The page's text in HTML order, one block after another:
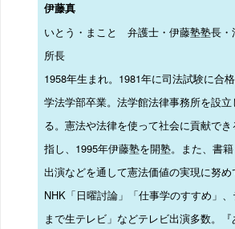
伊藤真
いとう・まこと 弁護士・伊藤塾塾長・
所長
1958年生まれ。1981年に司法試験に合
学法学部卒業。法学館法律事務所を設
る。憲法や法律を使って社会に貢献で
指し、1995年伊藤塾を開塾。また、書
出演などを通して憲法価値の実現に努め
NHK「日曜討論」「仕事学のすすめ」
まで生テレビ」などテレビ出演多数。